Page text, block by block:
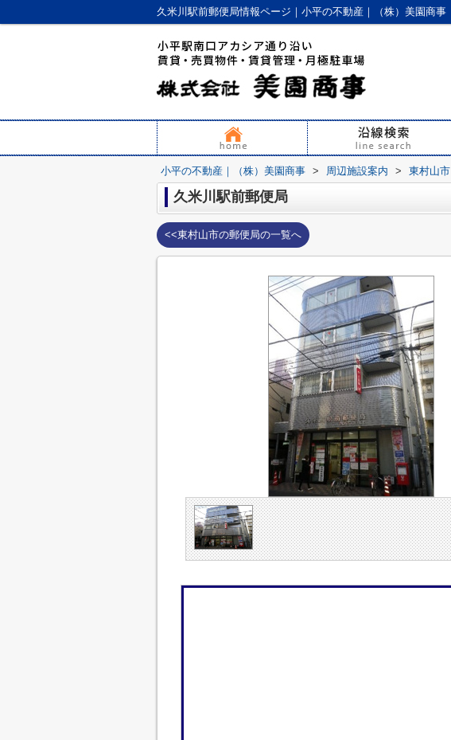
久米川駅前郵便局情報ページ｜小平の不動産｜（株）美園商事
小平の不動産｜（株）美園商事 > 周辺施設案内 > 東村山市
久米川駅前郵便局
<<東村山市の郵便局の一覧へ